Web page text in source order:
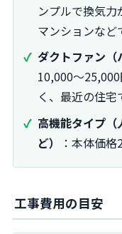
ンプルで換気
マンションなど
ダクトファン（
10,000～
く、最近の住宅
高機能タイプ
ど）
：本体価
工事費用の目安